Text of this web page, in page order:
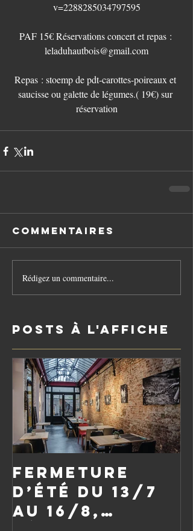
v=2288285034797595
PAF 15€ Réservations concert et repas :
leladuhautbois@gmail.com
Repas : stoemp de pdt-carottes-poireaux et
saucisse ou galette de légumes.( 19€) sur
réservation
Commentaires
Rédigez un commentaire...
Posts à l'affiche
Fermeture
d’été du 13/7
au 16/8,